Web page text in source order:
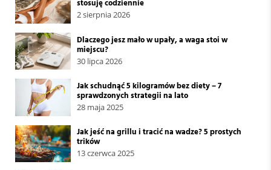
stosuję codziennie
2 sierpnia 2026
Dlaczego jesz mało w upały, a waga stoi w
miejscu?
30 lipca 2026
Jak schudnąć 5 kilogramów bez diety – 7
sprawdzonych strategii na lato
28 maja 2025
Jak jeść na grillu i tracić na wadze? 5 prostych
trików
13 czerwca 2025